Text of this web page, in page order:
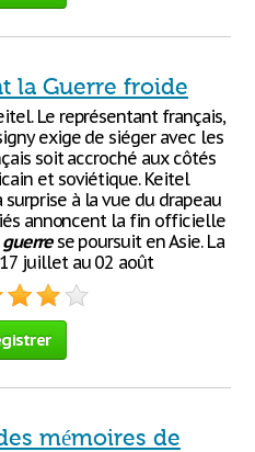
la Guerre froide
Le représentant français,
exige de siéger avec les
soit accroché aux côtés
et soviétique. Keitel
à la vue du drapeau
annoncent la fin officielle
guerrese poursuit en Asie. La
juillet au 02 août
mémoires de